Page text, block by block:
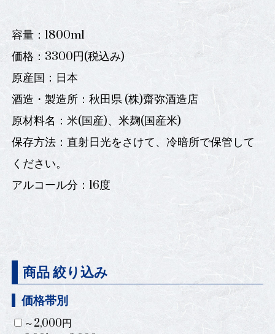
容量：1800ml
価格：3300円(税込み)
原産国：日本
酒造・製造所：秋田県 (株)齋弥酒造店
原材料名：米(国産)、米麹(国産米)
保存方法：直射日光をさけて、冷暗所で保管して
ください。
アルコール分：16度
商品 絞り込み
価格帯別
～2,000円